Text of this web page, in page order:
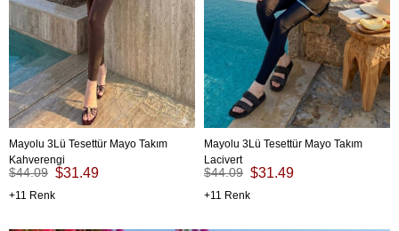
Mayolu 3Lü Tesettür Mayo Takım
Kahverengi
$31.49
$44.09
11
Mayolu 3Lü Tesettür Mayo Takım
Lacivert
$31.49
$44.09
11